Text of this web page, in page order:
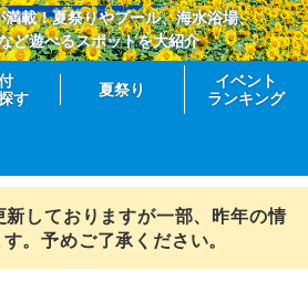
載！夏祭りやプール、海水浴場、
ど遊べるスポットを大紹介
す
夏祭り
イベント
ランキング
しておりますが一部、昨年の情
。予めご了承ください。